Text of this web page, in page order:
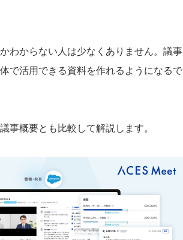
わからない人は少なくありません。議事
で活用できる資料を作れるようになるで
事概要とも比較して解説します。